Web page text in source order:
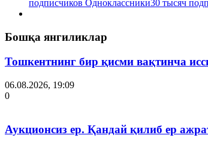
подписчиков Одноклассники30 тысяч
Бошқа янгиликлар
Тошкентнинг бир қисми вақтинча
06.08.2026, 19:09
0
Аукционсиз ер. Қандай қилиб ер